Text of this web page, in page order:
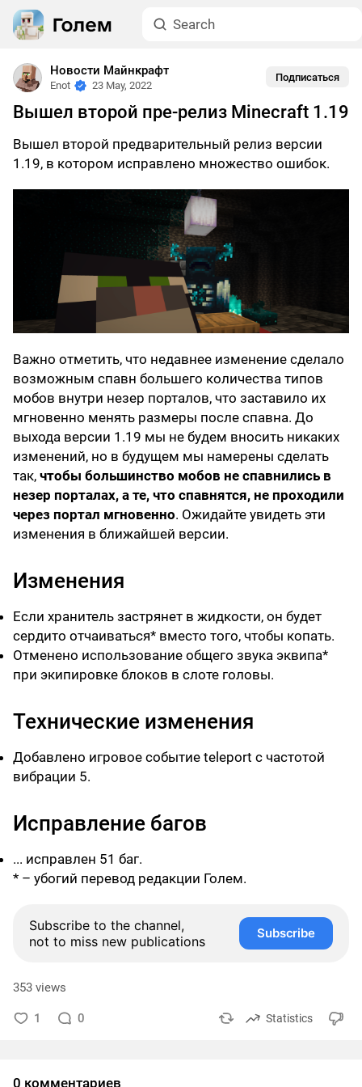
Новости Майнкрафт
Enot 23 May, 2022
Подписаться
Вышел второй пре-релиз Minecraft 1.19
Вышел второй предварительный релиз версии
1.19, в котором исправлено множество ошибок.
Важно отметить, что недавнее изменение сделало
возможным спавн большего количества типов
мобов внутри незер порталов, что заставило их
мгновенно менять размеры после спавна. До
выхода версии 1.19 мы не будем вносить никаких
изменений, но в будущем мы намерены сделать
так, чтобы большинство мобов не спавнились в
незер порталах, а те, что спавнятся, не проходили
через портал мгновенно. Ожидайте увидеть эти
изменения в ближайшей версии.
Изменения
Если хранитель застрянет в жидкости, он будет
сердито отчаиваться* вместо того, чтобы копать.
Отменено использование общего звука эквипа*
при экипировке блоков в слоте головы.
Технические изменения
Добавлено игровое событие teleport с частотой
вибрации 5.
Исправление багов
... исправлен 51 баг.
* – убогий перевод редакции Голем.
Subscribe to the channel,
not to miss new publications
Subscribe
353 views
1 0 Statistics
0 комментариев